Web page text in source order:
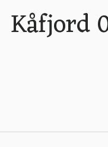
Kåfjord